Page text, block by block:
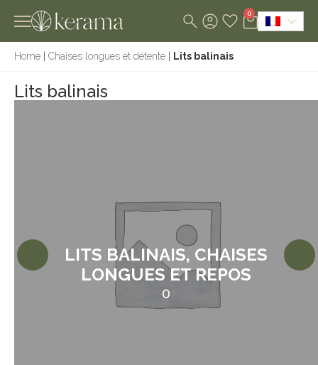
0
Home Chaises longues et détente Lits balinais
Lits balinais
LITS BALINAIS, CHAISES
LONGUES ET REPOS
0